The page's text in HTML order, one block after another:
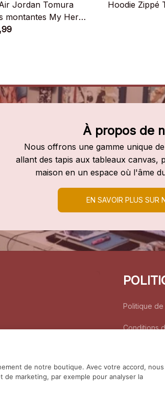
Jordan Tomura
montantes My Hero
Hoodie Zippé
À propos de
Nous offrons une gamme unique
allant des tapis aux tableaux
maison en un espace où l'âme
EN SAVOIR PLUS SUR
Politique
Conditions
Politique
Politique
de notre boutique. Avec votre accord, nous
marketing, par exemple pour analyser la